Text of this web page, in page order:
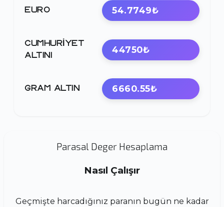
EURO 54.7749₺
CUMHURIYET
ALTINI
44750₺
GRAM ALTIN 6660.55₺
Parasal Deger Hesaplama
Nasıl Çalışır
Geçmişte harcadığınız paranın bugün ne kadar